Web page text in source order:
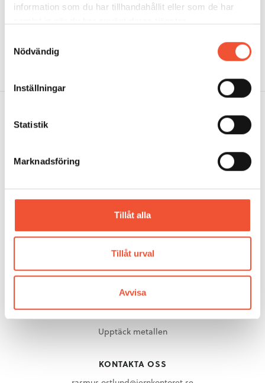
information som du har tillhandahållit eller som de har
Nödvändig
Inställningar
Statistik
Marknadsföring
Tillåt alla
Tillåt urval
Avvisa
GÅ TILL NÄSTA SIDA:
10.3 Elektrolys
Stål
Mässing
Metallarkivet
Rörligt material
Om Metallkompetens
UPPTÄCK METALLEN
Upptäck metallen
KONTAKTA OSS